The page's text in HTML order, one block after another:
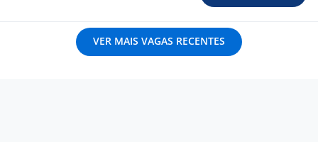
VER MAIS VAGAS RECENTES